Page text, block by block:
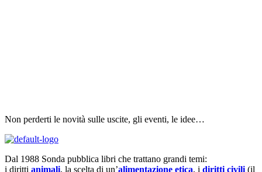
Non perderti le novità sulle uscite, gli eventi, le idee…
Dal 1988 Sonda pubblica libri che trattano grandi temi:
i diritti animali, la scelta di un’alimentazione etica, i diritti civili (il